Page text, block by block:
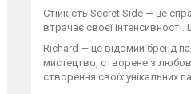
Стійкість Secret Side — це
втрачає своєї
Richard — це відомий бренд
мистецтво, створене з
створення своїх унікальних